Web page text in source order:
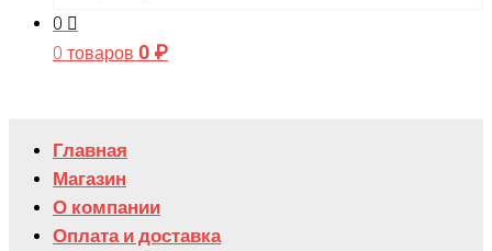
0
0 товаров 0 ₽
Главная
Магазин
О компании
Оплата и доставка